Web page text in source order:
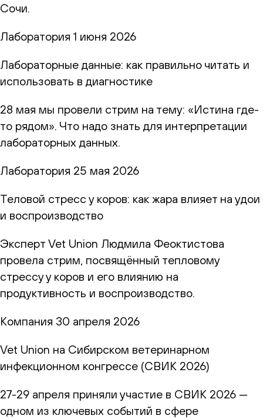
Сочи.
Лаборатория 1 июня 2026
Лабораторные данные: как правильно читать и
использовать в диагностике
28 мая мы провели стрим на тему: «Истина где-
то рядом». Что надо знать для интерпретации
лабораторных данных.
Лаборатория 25 мая 2026
Теловой стресс у коров: как жара влияет на удои
и воспроизводство
Эксперт Vet Union Людмила Феоктистова
провела стрим, посвящённый тепловому
стрессу у коров и его влиянию на
продуктивность и воспроизводство.
Компания 30 апреля 2026
Vet Union на Сибирском ветеринарном
инфекционном конгрессе (СВИК 2026)
27-29 апреля приняли участие в СВИК 2026 —
одном из ключевых событий в сфере